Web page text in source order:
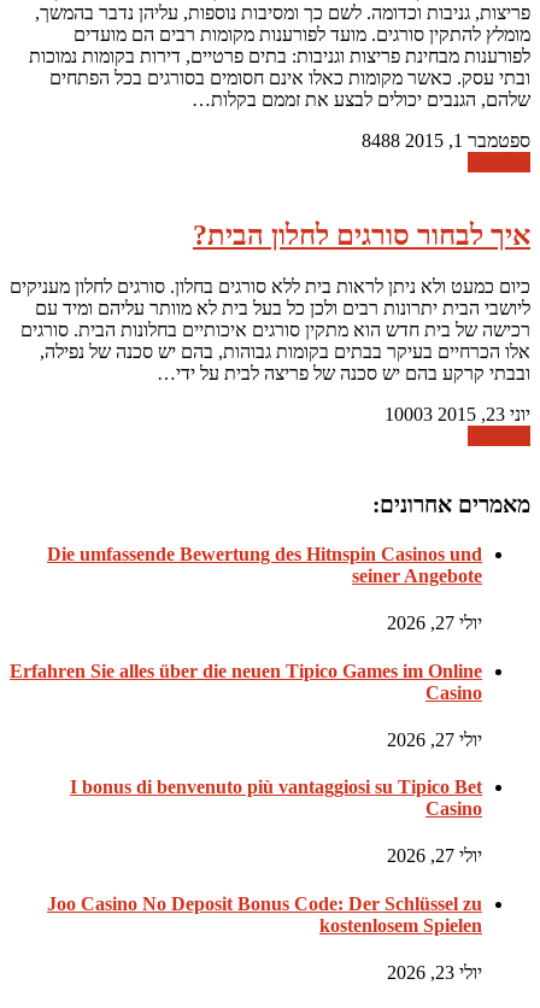
פריצות, גניבות וכדומה. לשם כך ומסיבות נוספות, עליהן נדבר בהמשך,
מומלץ להתקין סורגים. מועד לפורענות מקומות רבים הם מועדים
לפורענות מבחינת פריצות וגניבות: בתים פרטיים, דירות בקומות נמוכות
ובתי עסק. כאשר מקומות כאלו אינם חסומים בסורגים בכל הפתחים
שלהם, הגנבים יכולים לבצע את זממם בקלות…
ספטמבר 1, 2015
איך לבחור סורגים לחלון הבית?
כיום כמעט ולא ניתן לראות בית ללא סורגים בחלון. סורגים לחלון מעניקים
ליושבי הבית יתרונות רבים ולכן כל בעל בית לא מוותר עליהם ומיד עם
רכישה של בית חדש הוא מתקין סורגים איכותיים בחלונות הבית. סורגים
אלו הכרחיים בעיקר בבתים בקומות גבוהות, בהם יש סכנה של נפילה,
ובבתי קרקע בהם יש סכנה של פריצה לבית על ידי…
יוני 23, 2015
מאמרים אחרונים:
Die umfassende Bewertung des Hitnspin Casinos und
seiner Angebote
יולי 27, 2026
Erfahren Sie alles über die neuen Tipico Games im Online
Casino
יולי 27, 2026
I bonus di benvenuto più vantaggiosi su Tipico Bet
Casino
יולי 27, 2026
Joo Casino No Deposit Bonus Code: Der Schlüssel zu
kostenlosem Spielen
יולי 23, 2026